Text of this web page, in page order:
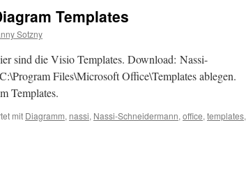
Templates
Sotzny
sind die Visio Templates. Download: Nassi-
Files\Microsoft Office\Templates ablegen.
Templates.
mit Diagramm, nassi, Nassi-Schneidermann, office, templates,